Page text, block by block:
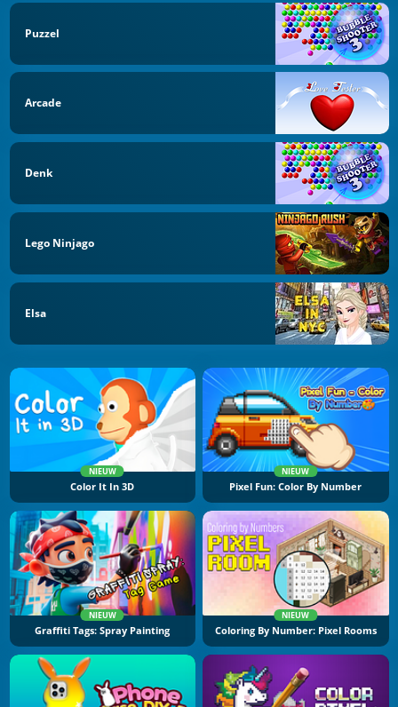
Puzzel
Arcade
Denk
Lego Ninjago
Elsa
NIEUW
Color It In 3D
NIEUW
Pixel Fun: Color By Number
NIEUW
Graffiti Tags: Spray Painting
NIEUW
Coloring By Number: Pixel Rooms